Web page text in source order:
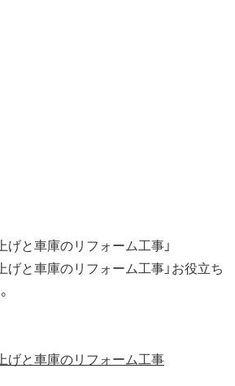
げと車庫のリフォーム工事」
げと車庫のリフォーム工事」お役立ち
げと車庫のリフォーム工事